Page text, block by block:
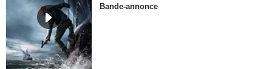
Bande-annonce